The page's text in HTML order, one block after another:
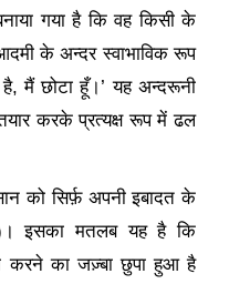
गया है कि वह किसी के
के अन्दर स्वाभाविक रूप
,मैं छोटा हूँ। ’यह अन्दरूनी
करके प्रत्यक्ष रूप में ढल
को सिर्फ़ अपनी इबादत के
। इसका मतलब यह है कि
करनेका जज़्बा छुपा हुआ है